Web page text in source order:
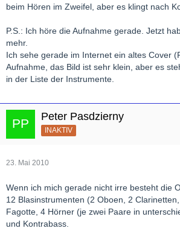
beim Hören im Zweifel, aber es klingt nach
P.S.: Ich höre die Aufnahme gerade. Jetzt
mehr.
Ich sehe gerade im Internet ein altes Cover
Aufnahme, das Bild ist sehr klein, aber es
in der Liste der Instrumente.
Peter Pasdzierny
INAKTIV
23. Mai 2010
Wenn ich mich gerade nicht irre besteht die
12 Blasinstrumenten (2 Oboen, 2
Fagotte, 4 Hörner (je zwei Paare in
und Kontrabass.